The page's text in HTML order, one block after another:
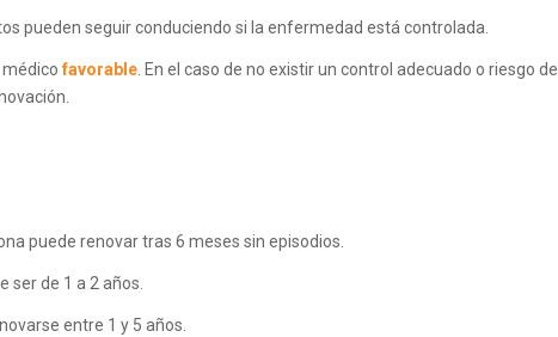
pueden seguir conduciendo si la enfermedad está controlada.
médicofavorable . En el caso de no existir un control adecuado o riesgo de
puede renovar tras 6 meses sin episodios.
ser de 1 a 2 años.
entre 1 y 5 años.